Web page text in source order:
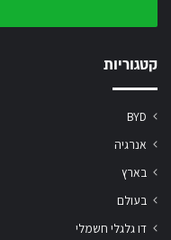
שלך
קטגוריות
BYD
אנרגיה
בארץ
בעולם
דו גלגלי חשמלי